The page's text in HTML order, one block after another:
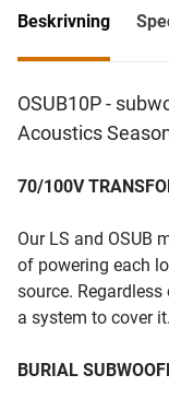
Beskrivning
OSUB10P -
Acoustics
70/100V
Our LS and OSUB
of powering each
source.
a system to cover it.
BURIAL